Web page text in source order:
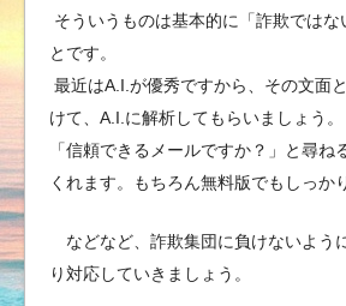
そういうものは基本的に「詐欺ではな
とです。
最近はA.I.が優秀ですから、その文面
けて、A.I.に解析してもらいましょう。
「信頼できるメールですか？」と尋ね
くれます。もちろん無料版でもしっか
などなど、詐欺集団に負けないよう
り対応していきましょう。